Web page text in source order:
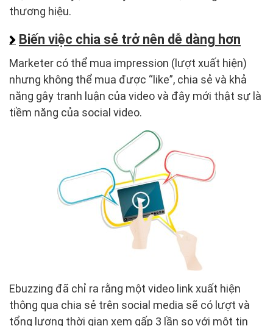
thương hiệu.
Biến việc chia sẻ trở nên dễ dàng hơn
Marketer có thể mua impression (lượt xuất hiện)
nhưng không thể mua được “like”, chia sẻ và khả
năng gây tranh luận của video và đây mới thật sự là
tiềm năng của social video.
Ebuzzing đã chỉ ra rằng một video link xuất hiện
thông qua chia sẻ trên social media sẽ có lượt và
tổng lượng thời gian xem gấp 3 lần so với một tin